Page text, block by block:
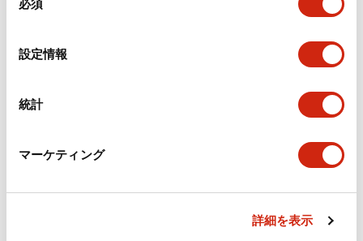
必須
設定情報
統計
マーケティング
詳細を表示